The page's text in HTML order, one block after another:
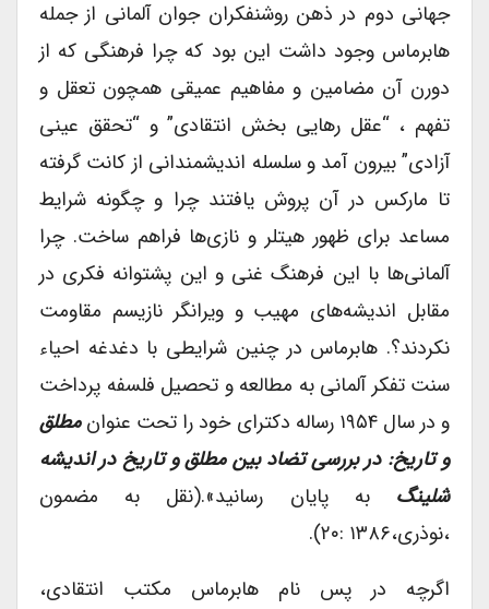
جهانی دوم در ذهن روشنفکران جوان آلمانی از جمله
هابرماس وجود داشت این بود که چرا فرهنگی که از
دورن آن مضامین و مفاهیم عمیقی همچون تعقل و
تفهم ، “عقل رهایی بخش انتقادی” و “تحقق عینی
آزادی” بیرون آمد و سلسله اندیشمندانی از کانت گرفته
تا مارکس در آن پروش یافتند چرا و چگونه شرایط
مساعد برای ظهور هیتلر و نازی‌ها فراهم ساخت. چرا
آلمانی‌ها با این فرهنگ غنی و این پشتوانه فکری در
مقابل اندیشه‌های مهیب و ویرانگر نازیسم مقاومت
نکردند؟. هابرماس در چنین شرایطی با دغدغه احیاء
سنت تفکر آلمانی به مطالعه و تحصیل فلسفه پرداخت
و در سال ۱۹۵۴ رساله دکترای خود را تحت عنوان
مطلق
و تاریخ: در بررسی تضاد بین مطلق و تاریخ در اندیشه
شلینگ
به پایان رسانید».(نقل به مضمون
،نوذری،۱۳۸۶ :۲۰).
اگرچه در پس نام هابرماس مکتب انتقادی،